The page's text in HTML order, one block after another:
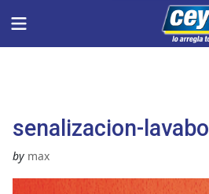
Menu
senalizacion-lavabo
by max